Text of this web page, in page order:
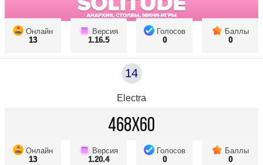
Онлайн
13
Версия
1.16.5
Голосов
0
Баллы
0
14
Electra
Онлайн
13
Версия
1.20.4
Голосов
0
Баллы
0